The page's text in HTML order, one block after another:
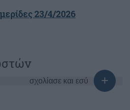
23/4/2026
σχολίασε και εσύ